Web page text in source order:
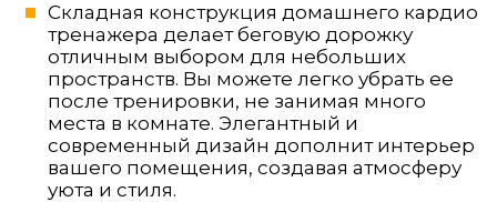
Складная конструкция домашнего кардио
тренажера делает беговую дорожку
отличным выбором для небольших
пространств. Вы можете легко убрать ее
после тренировки, не занимая много
места в комнате. Элегантный и
современный дизайн дополнит интерьер
вашего помещения, создавая атмосферу
уюта и стиля.